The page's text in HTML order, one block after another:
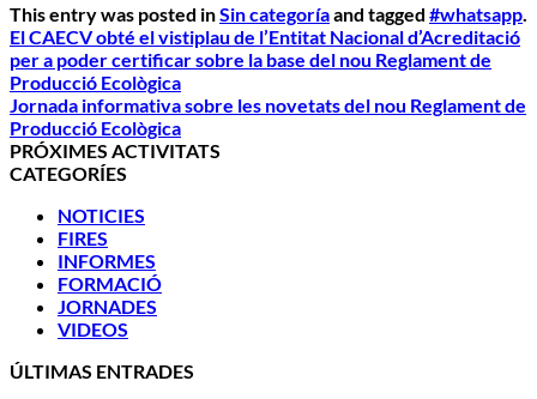
This entry was posted inSin categoríaand tagged #whatsapp.
El CAECV obté el vistiplau de l’Entitat Nacional d’Acreditació
per a poder certificar sobre la base del nou Reglament de
Producció Ecològica
Jornada informativa sobre les novetats del nou Reglament de
Producció Ecològica
PRÓXIMES ACTIVITATS
CATEGORÍES
NOTICIES
FIRES
INFORMES
FORMACIÓ
JORNADES
VIDEOS
ÚLTIMAS ENTRADES